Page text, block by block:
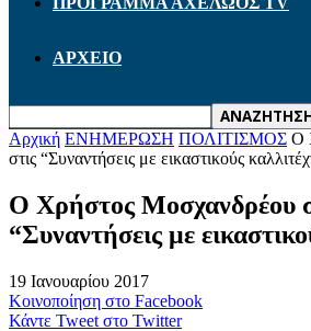
ΑΡΧΕΙΟ
Αρχική ΕΝΗΜΕΡΩΣΗ ΠΟΛΙΤΙΣΜΟΣ Ο
στις “Συναντήσεις με εικαστικούς
Ο Χρήστος Μοσχανδρέου
“Συναντήσεις με
19 Ιανουαρίου 2017
Κοινοποίηση στο Facebook
Κάντε Tweet στο Twitter